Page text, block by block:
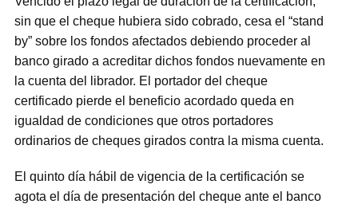
sin que el cheque hubiera sido cobrado, cesa el “stand
by” sobre los fondos afectados debiendo proceder al
banco girado a acreditar dichos fondos nuevamente en
la cuenta del librador. El portador del cheque
certificado pierde el beneficio acordado queda en
igualdad de condiciones que otros portadores
ordinarios de cheques girados contra la misma cuenta.
El quinto día hábil de vigencia de la certificación se
agota el día de presentación del cheque ante el banco